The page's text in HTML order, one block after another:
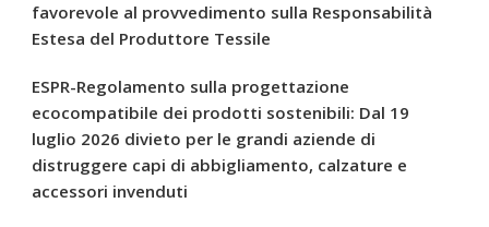
favorevole al provvedimento sulla Responsabilità
Estesa del Produttore Tessile
ESPR-Regolamento sulla progettazione
ecocompatibile dei prodotti sostenibili: Dal 19
luglio 2026 divieto per le grandi aziende di
distruggere capi di abbigliamento, calzature e
accessori invenduti